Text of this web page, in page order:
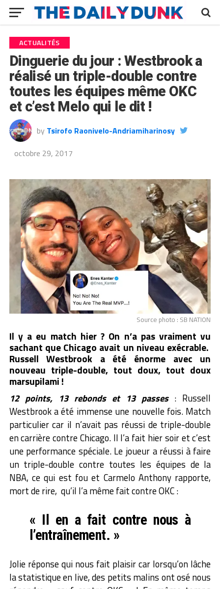
ACTUALITÉS
Dinguerie du jour : Westbrook a
réalisé un triple-double contre
toutes les équipes même OKC
et c’est Melo qui le dit !
by Tsirofo Raonivelo-Andriamiharinosy
octobre 29, 2017
Source photo : SB NATION
Il y a eu match hier ? On n’a pas vraiment vu
sachant que Chicago avait un niveau exécrable.
Russell Westbrook a été énorme avec un
nouveau triple-double, tout doux, tout doux
marsupilami !
12 points, 13 rebonds et 13 passes : Russell
Westbrook a été immense une nouvelle fois. Match
particulier car il n’avait pas réussi de triple-double
en carrière contre Chicago. Il l’a fait hier soir et c’est
une performance spéciale. Le joueur a réussi à faire
un triple-double contre toutes les équipes de la
NBA, ce qui est fou et Carmelo Anthony rapporte,
mort de rire, qu’il l’a même fait contre OKC :
« Il en a fait contre nous à
l’entraînement. »
Jolie réponse qui nous fait plaisir car lorsqu’on lâche
la statistique en live, des petits malins ont osé nous